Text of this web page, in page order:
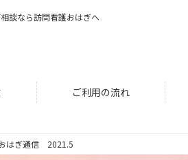
談なら訪問看護おはぎへ
ご利用の流れ
はぎ通信 2021.5